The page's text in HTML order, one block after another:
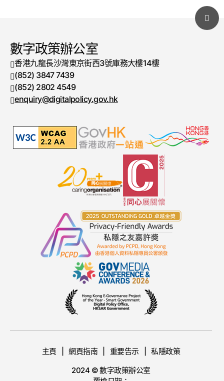
數字政策辦公室
香港九龍長沙灣東京街西3號庫務大樓14樓
電話號碼
(852) 3847 7439
傳真號碼
(852) 2802 4549
enquiry@digitalpolicy.gov.hk
主頁 網頁指南 重要告示
私隱政策
2024 © 數字政策辦公室